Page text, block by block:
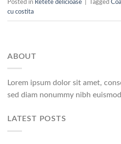
Posted in Retete delicioase Tagged
cu costita
ABOUT
Lorem ipsum dolor sit amet,
sed diam nonummy nibh
LATEST POSTS